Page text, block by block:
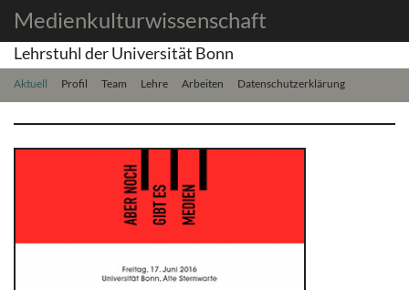
Medienkulturwissenschaft
Lehrstuhl der Universität Bonn
Aktuell Profil Team Lehre Arbeiten Datenschutzerklärung